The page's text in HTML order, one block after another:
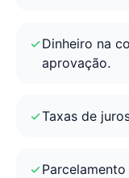
Dinheiro na
aprovação.
Taxas de